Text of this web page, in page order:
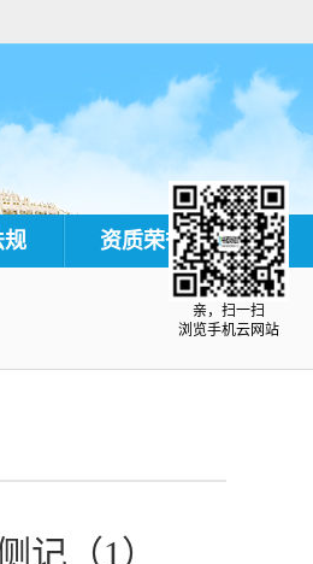
规 资质荣誉
记（1）
亲，扫一扫
浏览手机云网站